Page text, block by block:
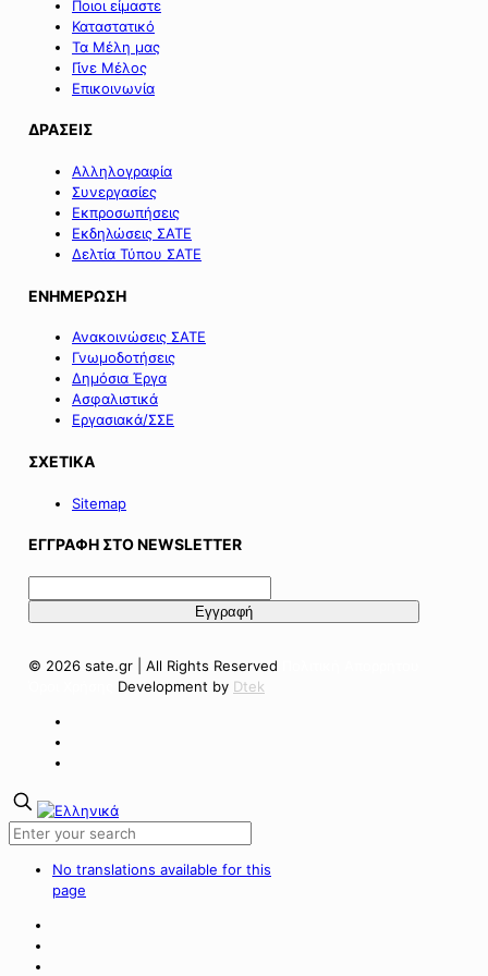
Ποιοι είμαστε
Καταστατικό
Τα Μέλη μας
Γίνε Μέλος
Επικοινωνία
ΔΡΑΣΕΙΣ
Αλληλογραφία
Συνεργασίες
Εκπροσωπήσεις
Εκδηλώσεις ΣΑΤΕ
Δελτία Τύπου ΣΑΤΕ
ΕΝΗΜΕΡΩΣΗ
Ανακοινώσεις ΣΑΤΕ
Γνωμοδοτήσεις
Δημόσια Έργα
Ασφαλιστικά
Εργασιακά/ΣΣΕ
ΣΧΕΤΙΚΑ
Sitemap
ΕΓΓΡΑΦΗ ΣΤΟ NEWSLETTER
© 2026 sate.gr | All Rights Reserved
Development by Dtek
No translations available for this
page